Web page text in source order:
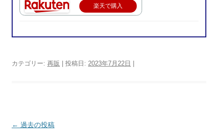
楽天で購入
カテゴリー: 再販 | 投稿日: 2023年7月22日
投稿ナビゲーション
← 過去の投稿